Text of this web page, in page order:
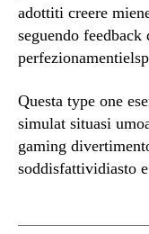
adottiti creere
seguendo
Questa type one
simulat situasi
gaming
soddisfattividiasto